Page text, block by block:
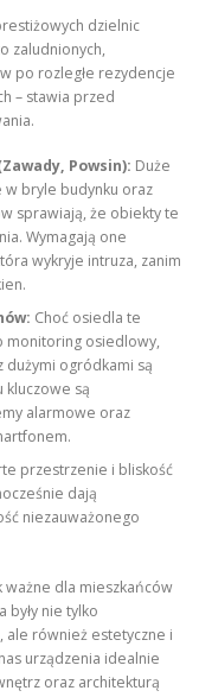
dzielnic
zaludnionych,
po rozległe rezydencje
– stawia przed
Powsin): Duże
w bryle budynku oraz
sprawiają, że obiekty te
Wymagają one
wykryje intruza, zanim
Choć osiedla te
monitoring osiedlowy,
dużymi ogródkami są
kluczowe są
alarmowe oraz
przestrzenie i bliskość
dają
niezauważonego
ważne dla mieszkańców
były nie tylko
ale również estetyczne i
urządzenia idealnie
oraz architekturą